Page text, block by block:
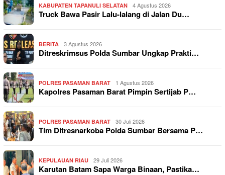
KABUPATEN TAPANULI SELATAN 4 Agustus 2026
Truck Bawa Pasir Lalu-lalang di Jalan Du…
BERITA 3 Agustus 2026
Ditreskrimsus Polda Sumbar Ungkap Prakti…
POLRES PASAMAN BARAT 1 Agustus 2026
Kapolres Pasaman Barat Pimpin Sertijab P…
POLRES PASAMAN BARAT 30 Juli 2026
Tim Ditresnarkoba Polda Sumbar Bersama P…
KEPULAUAN RIAU 29 Juli 2026
Karutan Batam Sapa Warga Binaan, Pastika…